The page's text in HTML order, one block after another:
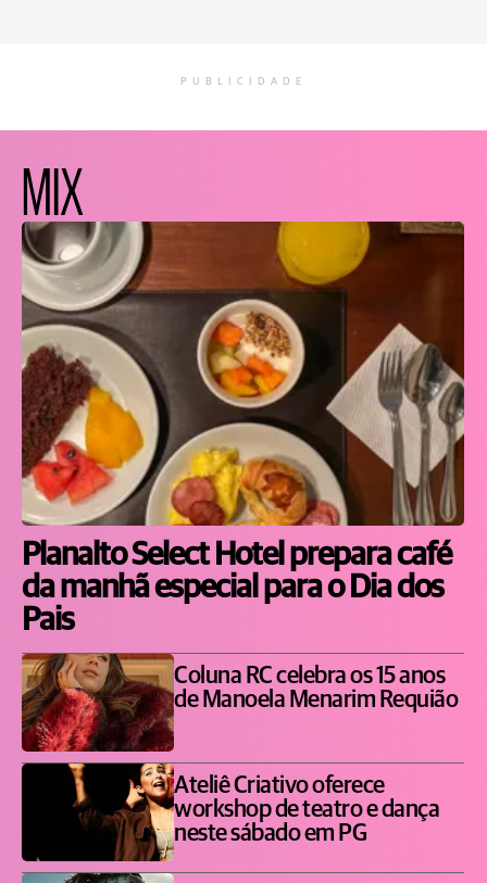
PUBLICIDADE
MIX
Planalto Select Hotel prepara café
da manhã especial para o Dia dos
Pais
Coluna RC celebra os 15 anos
de Manoela Menarim Requião
Ateliê Criativo oferece
workshop de teatro e dança
neste sábado em PG